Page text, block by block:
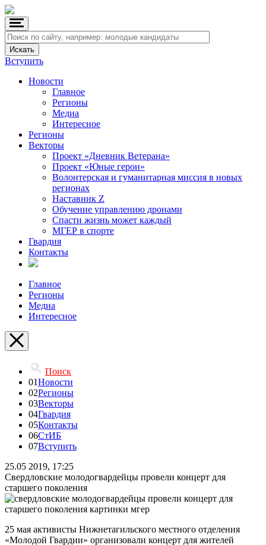
Вступить
Новости
Главное
Регионы
Медиа
Интересное
Регионы
Векторы
Проект «Дневник Ветерана»
Проект «Юные герои»
Волонтерская и гуманитарная миссия в новых
регионах
Наставник Z
Обучение управлению дронами
Спасти жизнь может каждый
МГЕР в спорте
Гвардия
Контакты
Главное
Регионы
Медиа
Интересное
Поиск
01Новости
02Регионы
03Векторы
04Гвардия
05Контакты
06СтИБ
07Вступить
25.05 2019, 17:25
Свердловские молодогвардейцы провели концерт для
старшего поколения
25 мая активисты Нижнетагильского местного отделения
«Молодой Гвардии» организовали концерт для жителей